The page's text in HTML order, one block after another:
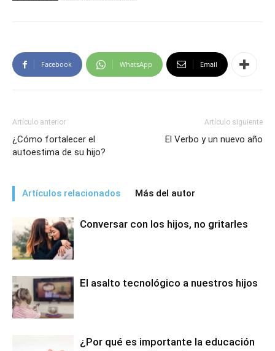
Facebook WhatsApp Email
Artículo anterior
¿Cómo fortalecer el
autoestima de su hijo?
Artículo siguiente
El Verbo y un nuevo año
Artículos relacionados Más del autor
Conversar con los hijos, no gritarles
El asalto tecnológico a nuestros hijos
¿Por qué es importante la educación